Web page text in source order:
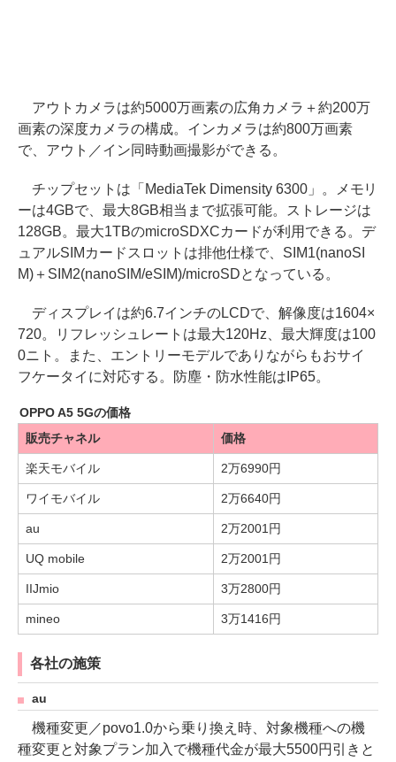
アウトカメラは約5000万画素の広角カメラ＋約200万
画素の深度カメラの構成。インカメラは約800万画素
で、アウト／イン同時動画撮影ができる。
チップセットは「MediaTek Dimensity 6300」。メモリ
ーは4GBで、最大8GB相当まで拡張可能。ストレージは
128GB。最大1TBのmicroSDXCカードが利用できる。デ
ュアルSIMカードスロットは排他仕様で、SIM1(nanoSI
M)＋SIM2(nanoSIM/eSIM)/microSDとなっている。
ディスプレイは約6.7インチのLCDで、解像度は1604×
720。リフレッシュレートは最大120Hz、最大輝度は100
0ニト。また、エントリーモデルでありながらもおサイ
フケータイに対応する。防塵・防水性能はIP65。
OPPO A5 5Gの価格
販売チャネル
価格
楽天モバイル 2万6990円
ワイモバイル 2万6640円
au 2万2001円
UQ mobile 2万2001円
IIJmio 3万2800円
mineo 3万1416円
各社の施策
au
機種変更／povo1.0から乗り換え時、対象機種への機
種変更と対象プラン加入で機種代金が最大5500円引きと